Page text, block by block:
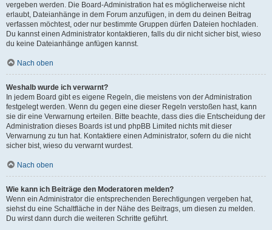
vergeben werden. Die Board-Administration hat es möglicherweise nicht
erlaubt, Dateianhänge in dem Forum anzufügen, in dem du deinen Beitrag
verfassen möchtest, oder nur bestimmte Gruppen dürfen Dateien hochladen.
Du kannst einen Administrator kontaktieren, falls du dir nicht sicher bist, wieso
du keine Dateianhänge anfügen kannst.
Nach oben
Weshalb wurde ich verwarnt?
In jedem Board gibt es eigene Regeln, die meistens von der Administration
festgelegt werden. Wenn du gegen eine dieser Regeln verstoßen hast, kann
sie dir eine Verwarnung erteilen. Bitte beachte, dass dies die Entscheidung der
Administration dieses Boards ist und phpBB Limited nichts mit dieser
Verwarnung zu tun hat. Kontaktiere einen Administrator, sofern du die nicht
sicher bist, wieso du verwarnt wurdest.
Nach oben
Wie kann ich Beiträge den Moderatoren melden?
Wenn ein Administrator die entsprechenden Berechtigungen vergeben hat,
siehst du eine Schaltfläche in der Nähe des Beitrags, um diesen zu melden.
Du wirst dann durch die weiteren Schritte geführt.